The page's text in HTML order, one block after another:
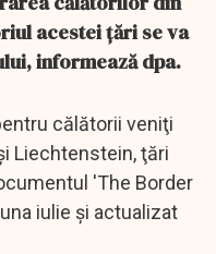
acestei ţări se va
informează dpa.
călătorii veniţi
Liechtenstein, ţări
'The Border
iulie şi actualizat